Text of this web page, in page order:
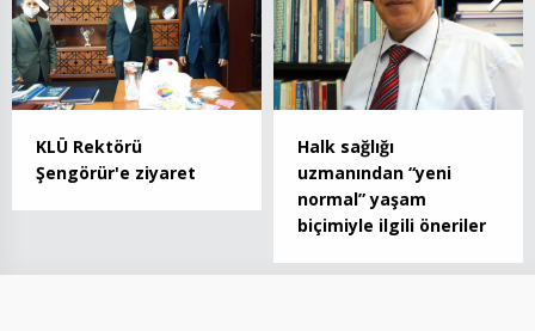
KLÜ Rektörü
Şengörür'e ziyaret
Halk sağlığı
uzmanından “yeni
normal” yaşam
biçimiyle ilgili öneriler